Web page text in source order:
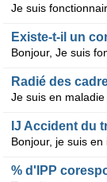
Existe-t-il un
Radié des
IJ Accident du
% d'IPP